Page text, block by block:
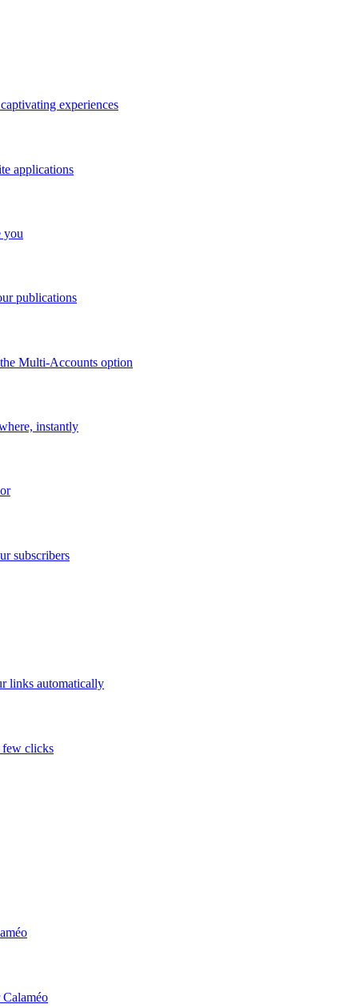
experiences
applications
you
publications
Multi-Accounts option
instantly
subscribers
links automatically
few clicks